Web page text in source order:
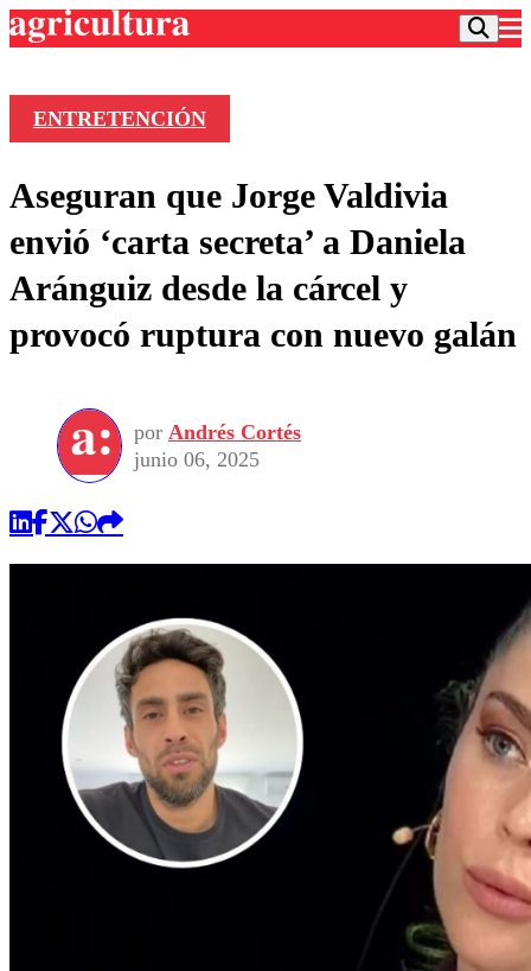
Frecuencias
Agricultura TV
Deportes
Colo Colo
Motor
Torneo Internacional
Torneo Nacional
Entretención
Internacional
Nacional
Vida Social
Programas
Comercial
ENTRETENCIÓN
Aseguran que Jorge Valdivia
envió ‘carta secreta’ a Daniela
Aránguiz desde la cárcel y
provocó ruptura con nuevo galán
por Andrés Cortés
junio 06, 2025